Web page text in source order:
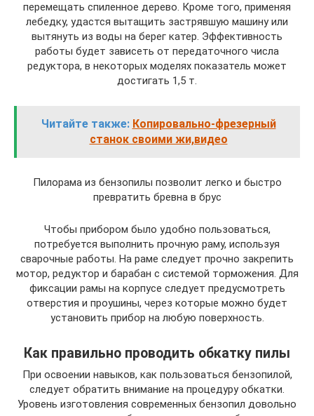
перемещать спиленное дерево. Кроме того, применяя
лебедку, удастся вытащить застрявшую машину или
вытянуть из воды на берег катер. Эффективность
работы будет зависеть от передаточного числа
редуктора, в некоторых моделях показатель может
достигать 1,5 т.
Читайте также: Копировально-фрезерный
станок своими жи,видео
Пилорама из бензопилы позволит легко и быстро
превратить бревна в брус
Чтобы прибором было удобно пользоваться,
потребуется выполнить прочную раму, используя
сварочные работы. На раме следует прочно закрепить
мотор, редуктор и барабан с системой торможения. Для
фиксации рамы на корпусе следует предусмотреть
отверстия и проушины, через которые можно будет
установить прибор на любую поверхность.
Как правильно проводить обкатку пилы
При освоении навыков, как пользоваться бензопилой,
следует обратить внимание на процедуру обкатки.
Уровень изготовления современных бензопил довольно